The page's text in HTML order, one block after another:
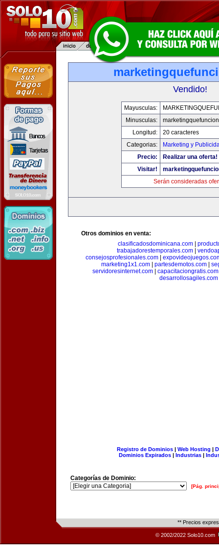
Vendido!
Mayusculas:
Minusculas:
Longitud:
20 caracteres
Categorias:
Marketing y
Precio:
Realizar una oferta!
Visitar!
Serán consideradas
Otros dominios en venta:
clasificadosdominicana.com
trabajadorestemporales.com
consejosprofesionales.com|
marketing1x1.com| partesdemotos.com|
servidoresinternet.com| capacitaciongratis.com
desarrollosagiles.com
Registro de Dominios| Web Hosting |
Dominios Expirados | Industrias |
Categorías de Dominio:
[Pág.
** Precios
© 2002/2022 Solo10.com